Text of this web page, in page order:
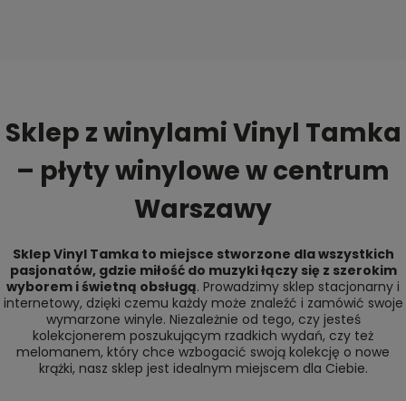
Sklep z winylami Vinyl Tamka
– płyty winylowe w centrum
Warszawy
Sklep Vinyl Tamka to miejsce stworzone dla wszystkich
pasjonatów, gdzie miłość do muzyki łączy się z szerokim
wyborem i świetną obsługą. Prowadzimy sklep stacjonarny i
internetowy, dzięki czemu każdy może znaleźć i zamówić swoje
wymarzone winyle. Niezależnie od tego, czy jesteś
kolekcjonerem poszukującym rzadkich wydań, czy też
melomanem, który chce wzbogacić swoją kolekcję o nowe
krążki, nasz sklep jest idealnym miejscem dla Ciebie.